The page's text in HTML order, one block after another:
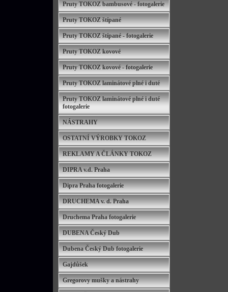
Pruty TOKOZ bambusové - fotogalerie
Pruty TOKOZ štípané
Pruty TOKOZ štípané - fotogalerie
Pruty TOKOZ kovové
Pruty TOKOZ kovové - fotogalerie
Pruty TOKOZ laminátové plné i duté
Pruty TOKOZ laminátové plné i duté
fotogalerie
NÁSTRAHY
OSTATNÍ VÝROBKY TOKOZ
REKLAMY A ČLÁNKY TOKOZ
DIPRA v.d. Praha
Dipra Praha fotogalerie
DRUCHEMA v. d. Praha
Druchema Praha fotogalerie
DUBENA Český Dub
Dubena Český Dub fotogalerie
Gajdůšek
Gregorovy mušky a nástrahy